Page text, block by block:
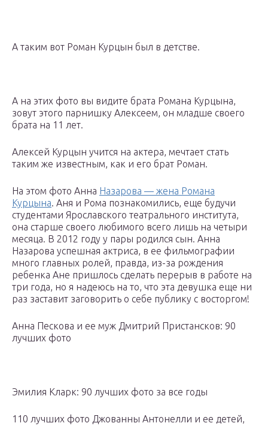
А таким вот Роман Курцын был в детстве.
А на этих фото вы видите брата Романа Курцына,
зовут этого парнишку Алексеем, он младше своего
брата на 11 лет.
Алексей Курцын учится на актера, мечтает стать
таким же известным, как и его брат Роман.
На этом фото Анна Назарова — жена Романа
Курцына. Аня и Рома познакомились, еще будучи
студентами Ярославского театрального института,
она старше своего любимого всего лишь на четыри
месяца. В 2012 году у пары родился сын. Анна
Назарова успешная актриса, в ее фильмографии
много главных ролей, правда, из-за рождения
ребенка Ане пришлось сделать перерыв в работе на
три года, но я надеюсь на то, что эта девушка еще ни
раз заставит заговорить о себе публику с восторгом!
Анна Пескова и ее муж Дмитрий Пристансков: 90
лучших фото
Эмилия Кларк: 90 лучших фото за все годы
110 лучших фото Джованны Антонелли и ее детей,